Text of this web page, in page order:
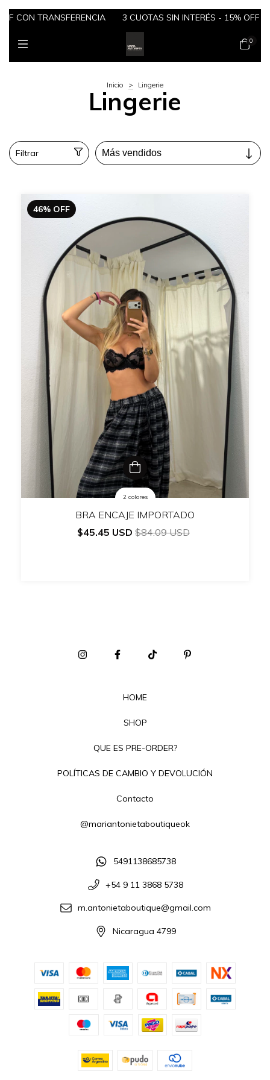
CON TRANSFERENCIA 3 CUOTAS SIN INTERÉS - 15% OFF
0
Inicio > Lingerie
Lingerie
Filtrar
46% OFF
2 colores
BRA ENCAJE IMPORTADO
$45.45 USD $84.09 USD
HOME
SHOP
QUE ES PRE-ORDER?
POLÍTICAS DE CAMBIO Y DEVOLUCIÓN
Contacto
@mariantonietaboutiqueok
5491138685738
+54 9 11 3868 5738
m.antonietaboutique@gmail.com
Nicaragua 4799